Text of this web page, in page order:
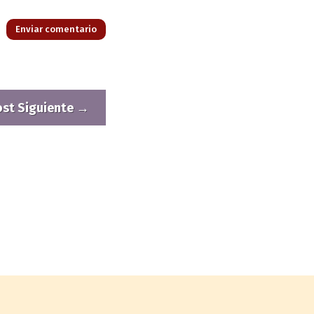
Enviar comentario
Siguiente→